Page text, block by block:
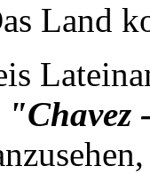
Land